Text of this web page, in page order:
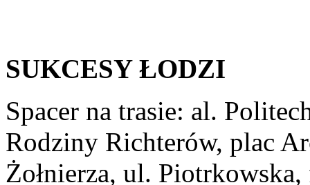
SUKCESY ŁODZI
Spacer na trasie: al.
Rodziny Richterów, plac
Żołnierza, ul.